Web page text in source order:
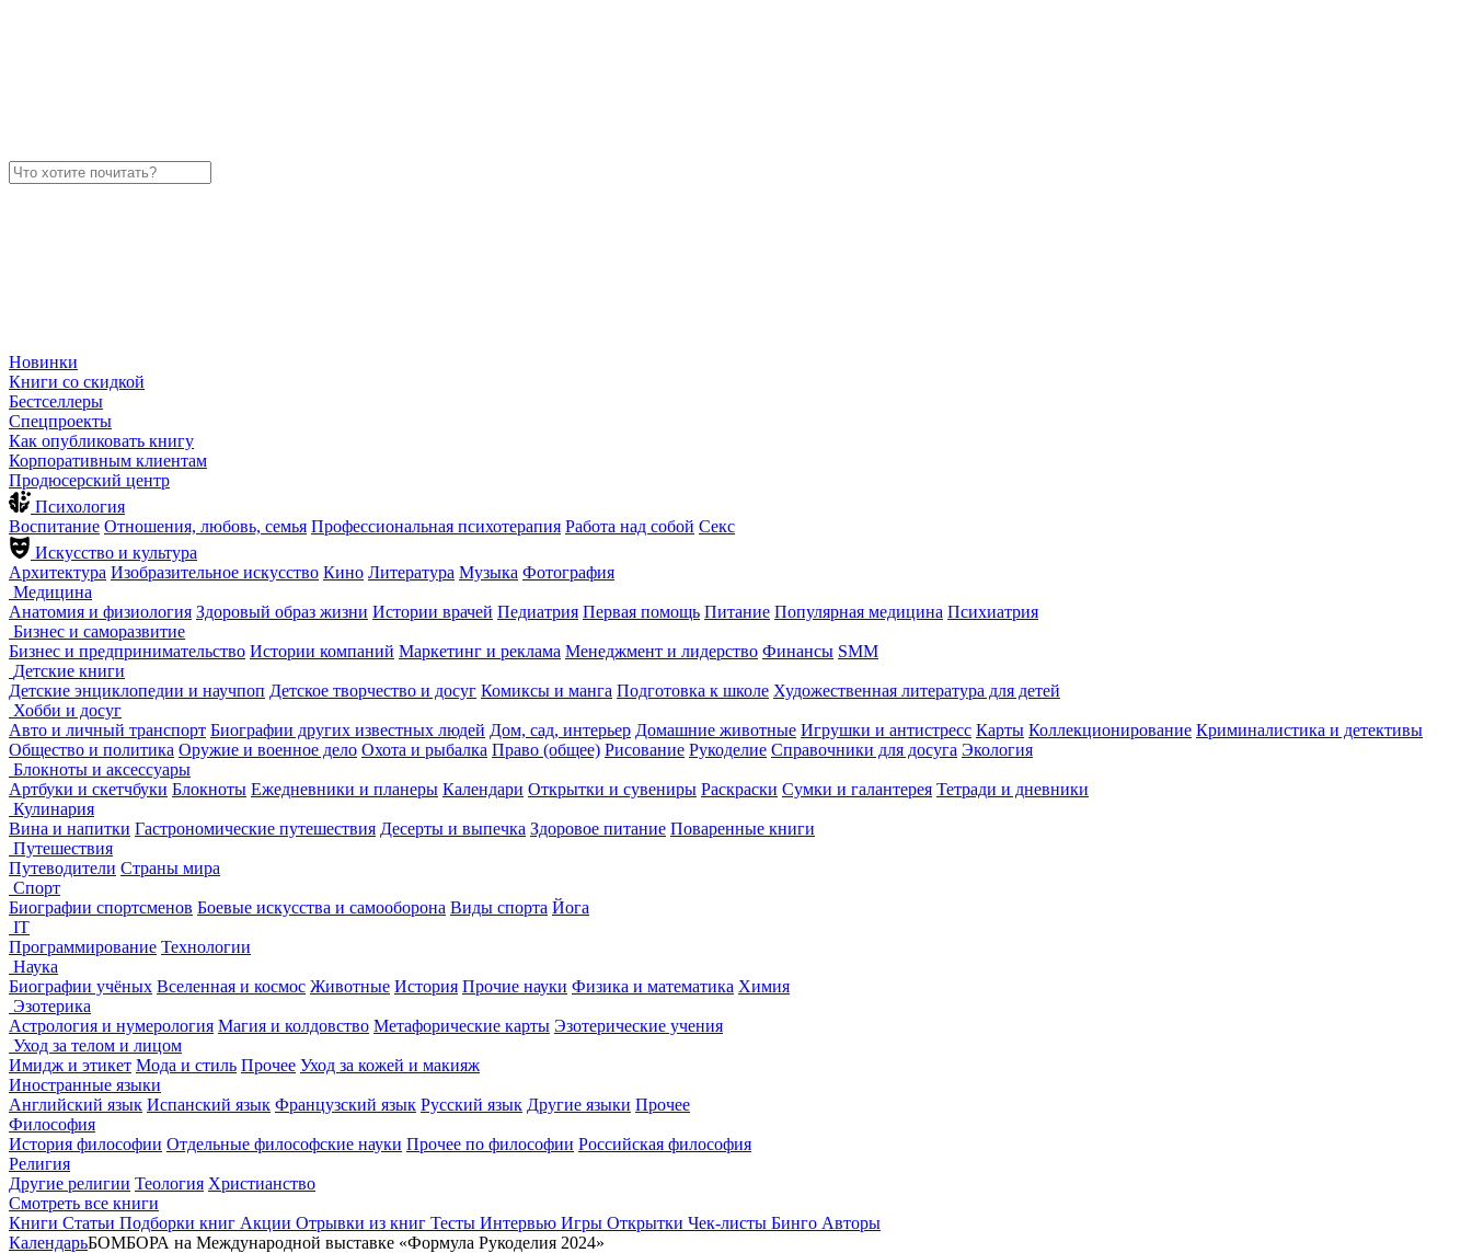
Новинки
Книги со скидкой
Бестселлеры
Спецпроекты
Как опубликовать книгу
Корпоративным клиентам
Продюсерский центр
Психология
Воспитание Отношения, любовь, семья Профессиональная психотерапия Работа над собой Секс
Искусство и культура
Архитектура Изобразительное искусство Кино Литература Музыка Фотография
Медицина
Анатомия и физиология Здоровый образ жизни Истории врачей Педиатрия Первая помощь Питание Популярная медицина Психиатрия
Бизнес и саморазвитие
Бизнес и предпринимательство Истории компаний Маркетинг и реклама Менеджмент и лидерство Финансы SMM
Детские книги
Детские энциклопедии и научпоп Детское творчество и досуг Комиксы и манга Подготовка к школе Художественная литература для детей
Хобби и досуг
Авто и личный транспорт Биографии других известных людей Дом, сад, интерьер Домашние животные Игрушки и антистресс Карты Коллекционирование Криминалистика и детективы
Общество и политика Оружие и военное дело Охота и рыбалка Право (общее) Рисование Рукоделие Справочники для досуга Экология
Блокноты и аксессуары
Артбуки и скетчбуки Блокноты Ежедневники и планеры Календари Открытки и сувениры Раскраски Сумки и галантерея Тетради и дневники
Кулинария
Вина и напитки Гастрономические путешествия Десерты и выпечка Здоровое питание Поваренные книги
Путешествия
Путеводители Страны мира
Спорт
Биографии спортсменов Боевые искусства и самооборона Виды спорта Йога
IT
Программирование Технологии
Наука
Биографии учёных Вселенная и космос Животные История Прочие науки Физика и математика Химия
Эзотерика
Астрология и нумерология Магия и колдовство Метафорические карты Эзотерические учения
Уход за телом и лицом
Имидж и этикет Мода и стиль Прочее Уход за кожей и макияж
Иностранные языки
Английский язык Испанский язык Французский язык Русский язык Другие языки Прочее
Философия
История философии Отдельные философские науки Прочее по философии Российская философия
Религия
Другие религии Теология Христианство
Смотреть все книги
Книги Статьи Подборки книг Акции Отрывки из книг Тесты Интервью Игры Открытки Чек-листы Бинго Авторы
КалендарьБОМБОРА на Международной выставке «Формула Рукоделия 2024»